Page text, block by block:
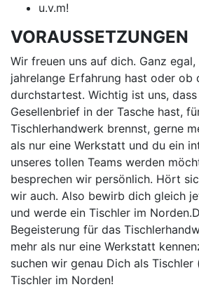
u.v.m!
VORAUSSETZUNGEN
Wir freuen uns auf dich. Ganz
jahrelange Erfahrung hast oder ob
durchstartest. Wichtig ist uns,
Gesellenbrief in der Tasche hast,
Tischlerhandwerk brennst, gerne
als nur eine Werkstatt und du ein
unseres tollen Teams werden
besprechen wir persönlich. Hört
wir auch. Also bewirb dich gleich
und werde ein Tischler im
Begeisterung für das
mehr als nur eine Werkstatt
suchen wir genau Dich als
Tischler im Norden!